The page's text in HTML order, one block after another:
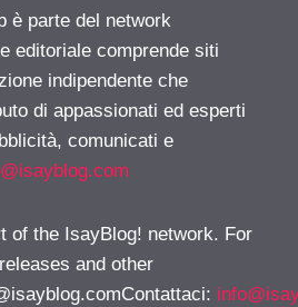
è parte del network
editoriale comprende siti
indipendente che
di appassionati ed esperti
comunicati e
of the IsayBlog! network. For
and other
: